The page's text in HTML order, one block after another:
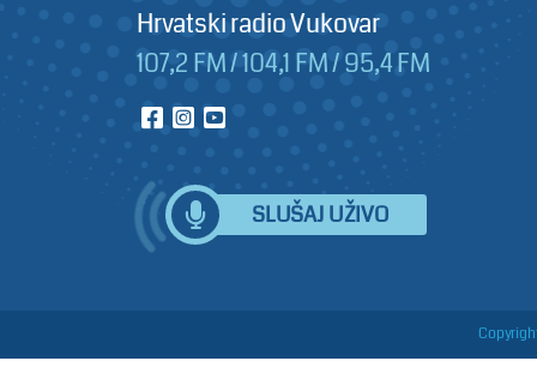
Hrvatski radio Vukovar
107,2 FM / 104,1 FM / 95,4 FM
SLUŠAJ UŽIVO